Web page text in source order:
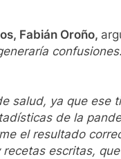
Fabián Oroño,
confusiones.
salud, ya que ese
de la
el resultado
escritas,